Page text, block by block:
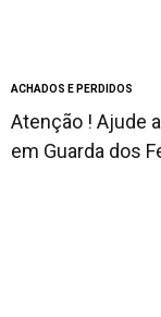
ACHADOS E PERDIDOS
Atenção ! Ajude
em Guarda dos